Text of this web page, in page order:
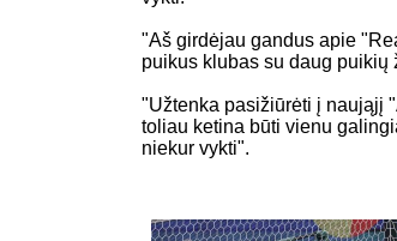
"Aš girdėjau gandus apie
puikus klubas su daug puikių
"Užtenka pasižiūrėti į naująjį
toliau ketina būti vienu
niekur vykti".